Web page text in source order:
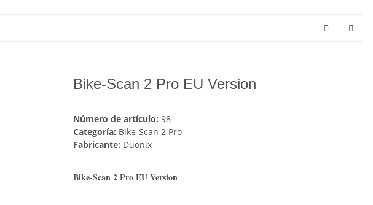
Bike-Scan 2 Pro EU Version
Número de artículo: 98
Categoría: Bike-Scan 2 Pro
Fabricante: Duonix
Bike-Scan 2 Pro EU Version